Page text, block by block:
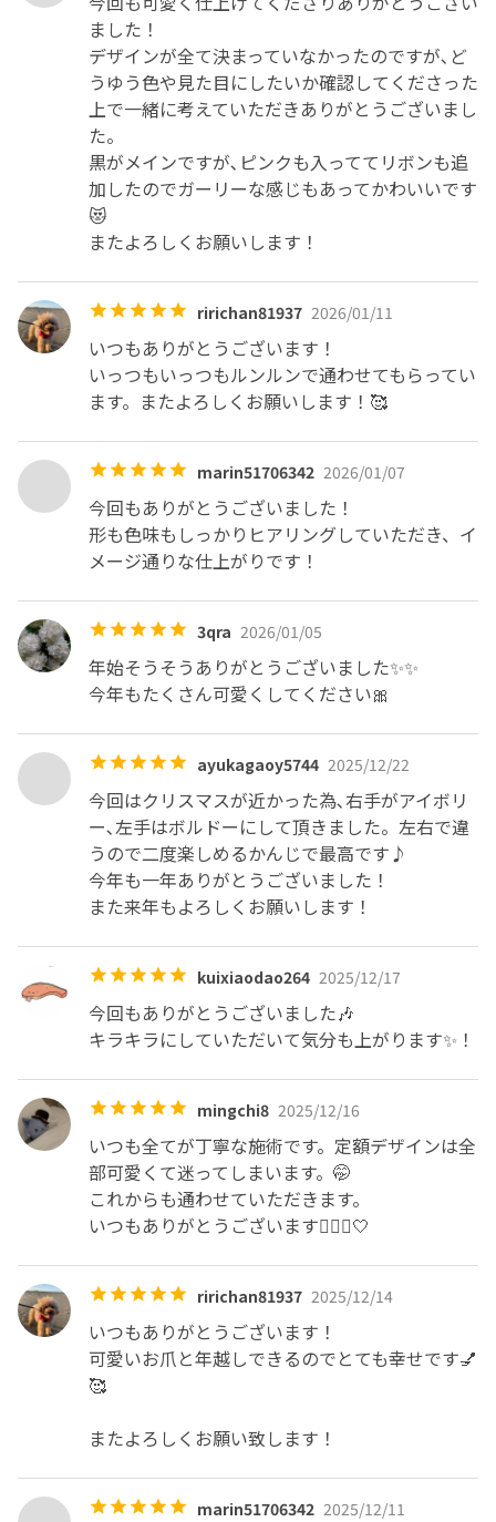
ました！
デザインが全て決まっていなかったのですが､ど
うゆう色や見た目にしたいか確認してくださった
上で一緒に考えていただきありがとうございまし
た。
黒がメインですが､ピンクも入っててリボンも追
加したのでガーリーな感じもあってかわいいです
😻
またよろしくお願いします！
ririchan81937 2026/01/11
いつもありがとうございます！
いっつもいっつもルンルンで通わせてもらってい
ます。またよろしくお願いします！🥰
marin51706342 2026/01/07
今回もありがとうございました！
形も色味もしっかりヒアリングしていただき、イ
メージ通りな仕上がりです！
3qra 2026/01/05
年始そうそうありがとうございました✨✨
今年もたくさん可愛くしてください🎀
ayukagaoy5744 2025/12/22
今回はクリスマスが近かった為､右手がアイボリ
ー､左手はボルドーにして頂きました。左右で違
うので二度楽しめるかんじで最高です♪
今年も一年ありがとうございました！
また来年もよろしくお願いします！
kuixiaodao264 2025/12/17
今回もありがとうございました🎶
キラキラにしていただいて気分も上がります✨！
mingchi8 2025/12/16
いつも全てが丁寧な施術です。定額デザインは全
部可愛くて迷ってしまいます。🤭
これからも通わせていただきます。
いつもありがとうございます🙇🏻‍♀️🤍
ririchan81937 2025/12/14
いつもありがとうございます！
可愛いお爪と年越しできるのでとても幸せです💅
🥰
またよろしくお願い致します！
marin51706342 2025/12/11